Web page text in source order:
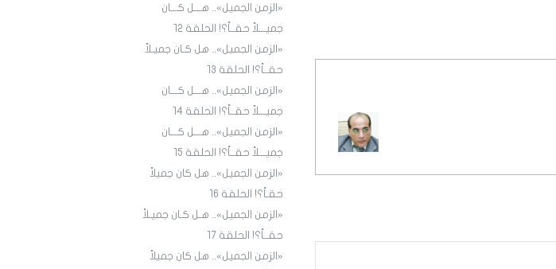
«الزمن الجميل».. هـــل كـــان
جميـــلاً حقــاً؟! الحلقة ١2
«الزمن الجميل».. هل كـان جميـلاً
حقــاً؟! الحلقة ١3
«الزمن الجميل».. هـــل كـــان
جميـــلاً حقــاً؟! الحلقة ١4
«الزمن الجميل».. هـــل كـــان
جميـــلاً حقــاً؟! الحلقة 15
«الزمن الجميل».. هل كان جميلاً
حقـاً؟! الحلقة 16
«الزمن الجميل».. هـل كـان جميـلاً
حقــاً؟! الحلقة 17
«الزمن الجميل».. هل كان جميلاً